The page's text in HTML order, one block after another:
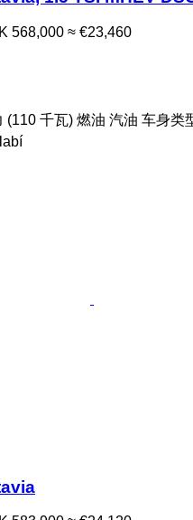
568,000 ≈ €23,460
(110 千瓦) 燃油 汽油 车身类